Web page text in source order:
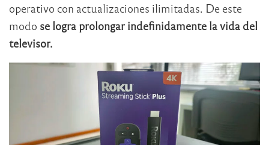
operativo con actualizaciones ilimitadas. De este
modo se logra prolongar indefinidamente la vida del
televisor.